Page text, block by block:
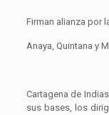
Firman alianza por
Anaya, Quintana y
Cartagena de
sus bases, los